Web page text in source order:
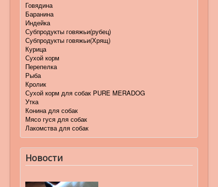
Говядина
Баранина
Индейка
Субпродукты говяжьи(рубец)
Субпродукты говяжьи(Хрящ)
Курица
Сухой корм
Перепелка
Рыба
Кролик
Сухой корм для собак PURE MERADOG
Утка
Конина для собак
Мясо гуся для собак
Лакомства для собак
Новости